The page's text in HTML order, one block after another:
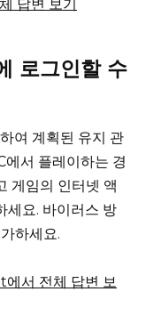
답변 보기
로그인할 수
여 계획된 유지 관
에서 플레이하는 경
게임의 인터넷 액
세요. 바이러스 방
하세요.
서 전체 답변 보